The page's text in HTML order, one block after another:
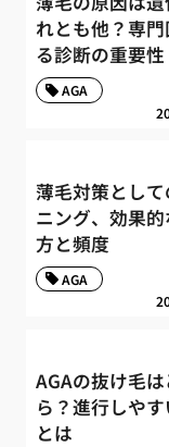
れとも他？専門
る診断の重要性
AGA
薄毛対策とし
ニング、効果的
方と頻度
AGA
AGAの抜け毛
ら？進行しや
とは